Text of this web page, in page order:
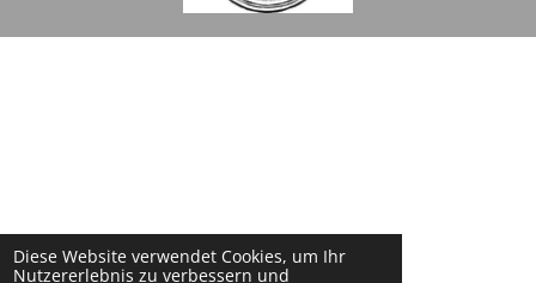
Diese Website verwendet Cookies, um Ihr
Nutzererlebnis zu verbessern und